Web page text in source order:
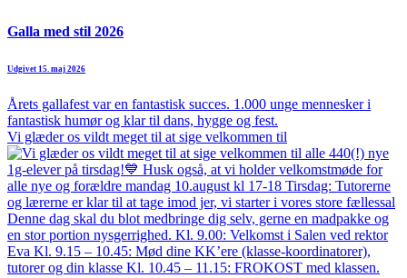
Galla med stil 2026
Udgivet 15. maj 2026
Årets gallafest var en fantastisk succes. 1.000 unge mennesker i
fantastisk humør og klar til dans, hygge og fest.
Vi glæder os vildt meget til at sige velkommen til